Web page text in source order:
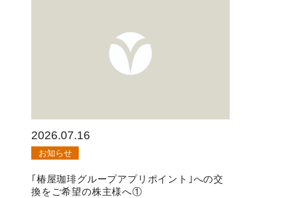
2026.07.16
お知らせ
｢椿屋珈琲グループアプリポイント｣への交
換をご希望の株主様へ①